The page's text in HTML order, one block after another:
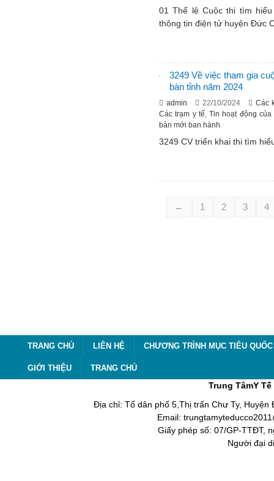
01 Thể lệ Cuộc thi tìm
thông tin điện tử huyện Đức
3249 Về việc tham gia
bàn tỉnh năm 2024
admin 22/10/2024
Các
Các trạm y tế,Tin hoạt động của
bản mới ban hành
3249 CV triển khai thi tìm
← 1 2 3 4
TRANG CHỦ LIÊN HỆ CHƯƠNG TRÌNH MỤC TIÊU
GIỚI THIỆU TRANG CHỦ
Trung TâmY
Địa chỉ: Tổ dân phố 5,Thị trấn Chư Ty,
Email:
Giấy phép số: 07/GP-TTĐT,
Người đại